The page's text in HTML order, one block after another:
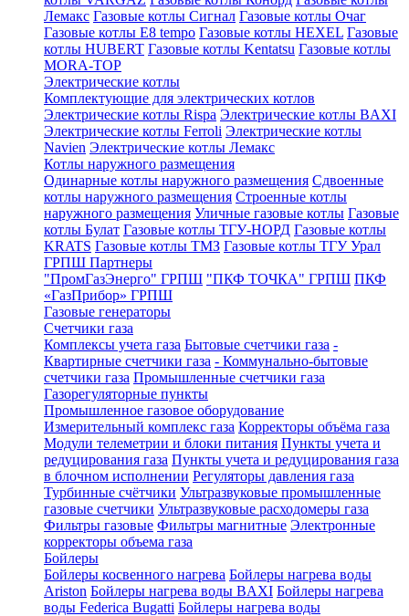
Лемакс Газовые котлы Сигнал Газовые котлы Очаг
Газовые котлы E8 tempo Газовые котлы HEXEL Газовые
котлы HUBERT Газовые котлы Kentatsu Газовые котлы
MORA-TOP
Электрические котлы
Комплектующие для электрических котлов
Электрические котлы Rispa Электрические котлы BAXI
Электрические котлы Ferroli Электрические котлы
Navien Электрические котлы Лемакс
Котлы наружного размещения
Одинарные котлы наружного размещения Сдвоенные
котлы наружного размещения Строенные котлы
наружного размещения Уличные газовые котлы Газовые
котлы Булат Газовые котлы ТГУ-НОРД Газовые котлы
KRATS Газовые котлы ТМЗ Газовые котлы ТГУ Урал
ГРПШ Партнеры
"ПромГазЭнерго" ГРПШ "ПКФ ТОЧКА" ГРПШ ПКФ
«ГазПрибор» ГРПШ
Газовые генераторы
Счетчики газа
Комплексы учета газа Бытовые счетчики газа -
Квартирные счетчики газа - Коммунально-бытовые
счетчики газа Промышленные счетчики газа
Газорегуляторные пункты
Промышленное газовое оборудование
Измерительный комплекс газа Корректоры объёма газа
Модули телеметрии и блоки питания Пункты учета и
редуцирования газа Пункты учета и редуцирования газа
в блочном исполнении Регуляторы давления газа
Турбинные счётчики Ультразвуковые промышленные
газовые счетчики Ультразвуковые расходомеры газа
Фильтры газовые Фильтры магнитные Электронные
корректоры объема газа
Бойлеры
Бойлеры косвенного нагрева Бойлеры нагрева воды
Ariston Бойлеры нагрева воды BAXI Бойлеры нагрева
воды Federica Bugatti Бойлеры нагрева воды